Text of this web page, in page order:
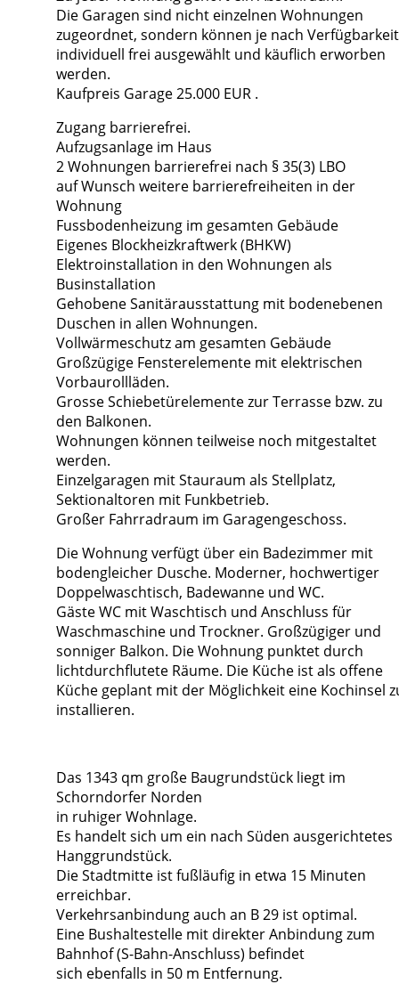
Die Garagen sind nicht einzelnen Wohnungen
zugeordnet, sondern können je nach Verfügbarkeit
individuell frei ausgewählt und käuflich erworben
werden.
Kaufpreis Garage 25.000 EUR .
Zugang barrierefrei.
Aufzugsanlage im Haus
2 Wohnungen barrierefrei nach § 35(3) LBO
auf Wunsch weitere barrierefreiheiten in der
Wohnung
Fussbodenheizung im gesamten Gebäude
Eigenes Blockheizkraftwerk (BHKW)
Elektroinstallation in den Wohnungen als
Businstallation
Gehobene Sanitärausstattung mit bodenebenen
Duschen in allen Wohnungen.
Vollwärmeschutz am gesamten Gebäude
Großzügige Fensterelemente mit elektrischen
Vorbaurollläden.
Grosse Schiebetürelemente zur Terrasse bzw. zu
den Balkonen.
Wohnungen können teilweise noch mitgestaltet
werden.
Einzelgaragen mit Stauraum als Stellplatz,
Sektionaltoren mit Funkbetrieb.
Großer Fahrradraum im Garagengeschoss.
Die Wohnung verfügt über ein Badezimmer mit
bodengleicher Dusche. Moderner, hochwertiger
Doppelwaschtisch, Badewanne und WC.
Gäste WC mit Waschtisch und Anschluss für
Waschmaschine und Trockner. Großzügiger und
sonniger Balkon. Die Wohnung punktet durch
lichtdurchflutete Räume. Die Küche ist als offene
Küche geplant mit der Möglichkeit eine Kochinsel
installieren.
Das 1343 qm große Baugrundstück liegt im
Schorndorfer Norden
in ruhiger Wohnlage.
Es handelt sich um ein nach Süden ausgerichtetes
Hanggrundstück.
Die Stadtmitte ist fußläufig in etwa 15 Minuten
erreichbar.
Verkehrsanbindung auch an B 29 ist optimal.
Eine Bushaltestelle mit direkter Anbindung zum
Bahnhof (S-Bahn-Anschluss) befindet
sich ebenfalls in 50 m Entfernung.